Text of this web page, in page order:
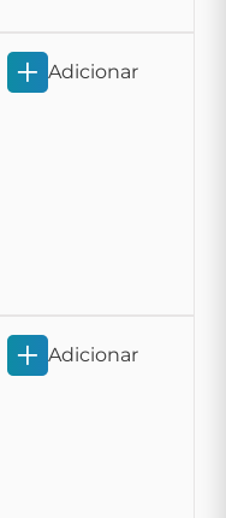
Adicionar
Adicionar